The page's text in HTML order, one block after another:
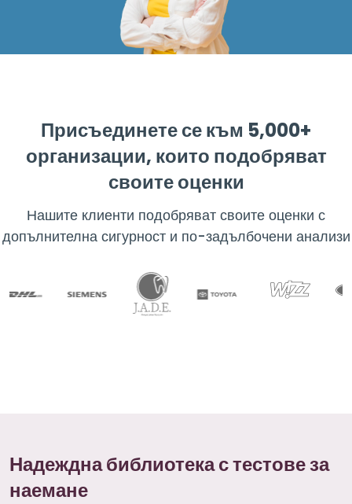
Присъединете се към 5,000+
организации, които подобряват
своите оценки
Нашите клиенти подобряват своите оценки с
допълнителна сигурност и по-задълбочени анализи
Надеждна библиотека с тестове за
наемане